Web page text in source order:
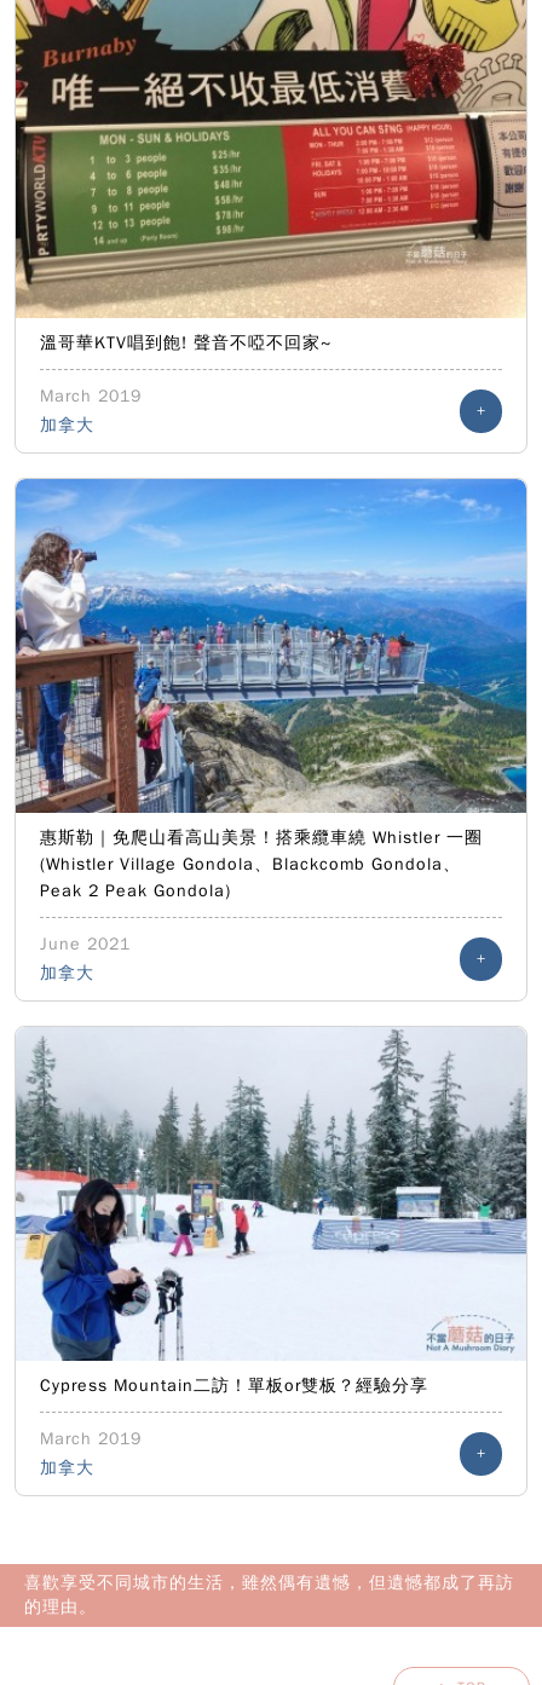
溫哥華KTV唱到飽! 聲音不啞不回家~
March 2019
加拿大
+
惠斯勒｜免爬山看高山美景！搭乘纜車繞 Whistler 一圈
(Whistler Village Gondola、Blackcomb Gondola、
Peak 2 Peak Gondola)
June 2021
加拿大
+
Cypress Mountain二訪！單板or雙板？經驗分享
March 2019
加拿大
+
喜歡享受不同城市的生活，雖然偶有遺憾，但遺憾都成了再訪
的理由。